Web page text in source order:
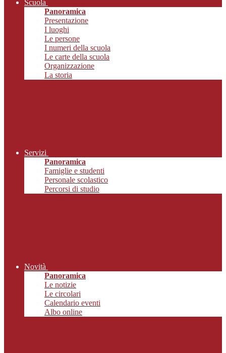
Scuola
Panoramica
Presentazione
I luoghi
Le persone
I numeri della scuola
Le carte della scuola
Organizzazione
La storia
Servizi
Panoramica
Famiglie e studenti
Personale scolastico
Percorsi di studio
Novità
Panoramica
Le notizie
Le circolari
Calendario eventi
Albo online